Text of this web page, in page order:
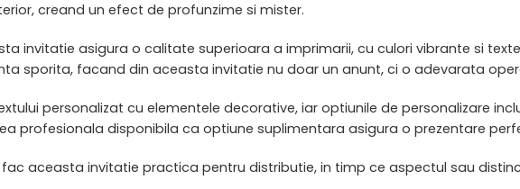
creand un efect de profunzime si mister.
invitatie asigura o calitate superioara a imprimarii, cu culori vibrante si
sporita, facand din aceasta invitatie nu doar un anunt, ci o adevarata
personalizat cu elementele decorative, iar optiunile de personalizare
profesionala disponibila ca optiune suplimentara asigura o prezentare
aceasta invitatie practica pentru distributie, in timp ce aspectul sau